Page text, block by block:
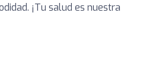
¡Tu salud es nuestra